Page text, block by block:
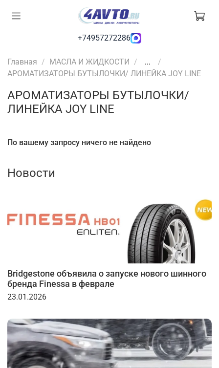
+74957272286
Главная МАСЛА И ЖИДКОСТИ
...
АРОМАТИЗАТОРЫ БУТЫЛОЧКИ/ ЛИНЕЙКА JOY LINE
АРОМАТИЗАТОРЫ БУТЫЛОЧКИ/
ЛИНЕЙКА JOY LINE
По вашему запросу ничего не найдено
Новости
Bridgestone объявила о запуске нового шинного
бренда Finessa в феврале
23.01.2026